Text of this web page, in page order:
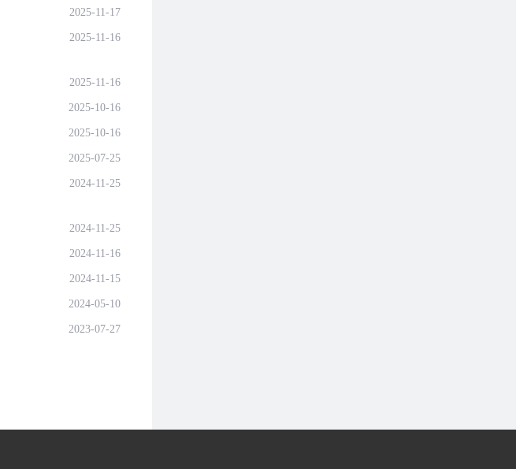
2025-11-17
2025-11-16
2025-11-16
2025-10-16
2025-10-16
2025-07-25
2024-11-25
2024-11-25
2024-11-16
2024-11-15
2024-05-10
2023-07-27